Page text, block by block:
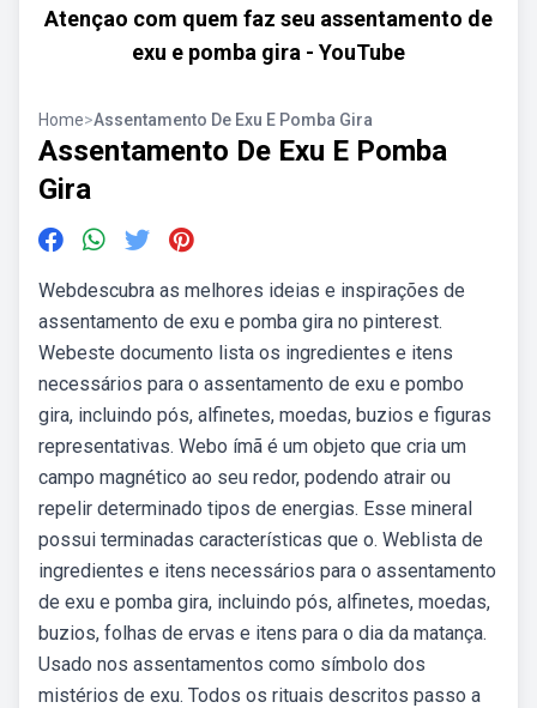
Atençao com quem faz seu assentamento de
exu e pomba gira - YouTube
Home>Assentamento De Exu E Pomba Gira
Assentamento De Exu E Pomba
Gira
Webdescubra as melhores ideias e inspirações de
assentamento de exu e pomba gira no pinterest.
Webeste documento lista os ingredientes e itens
necessários para o assentamento de exu e pombo
gira, incluindo pós, alfinetes, moedas, buzios e figuras
representativas. Webo ímã é um objeto que cria um
campo magnético ao seu redor, podendo atrair ou
repelir determinado tipos de energias. Esse mineral
possui terminadas características que o. Weblista de
ingredientes e itens necessários para o assentamento
de exu e pomba gira, incluindo pós, alfinetes, moedas,
buzios, folhas de ervas e itens para o dia da matança.
Usado nos assentamentos como símbolo dos
mistérios de exu. Todos os rituais descritos passo a